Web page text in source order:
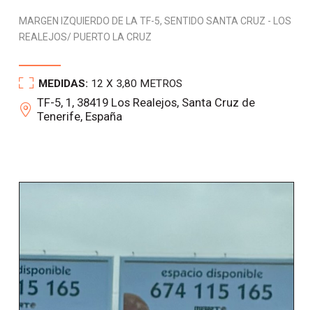
MARGEN IZQUIERDO DE LA TF-5, SENTIDO SANTA CRUZ - LOS
REALEJOS/ PUERTO LA CRUZ
MEDIDAS: 12 X 3,80 METROS
TF-5, 1, 38419 Los Realejos, Santa Cruz de
Tenerife, España